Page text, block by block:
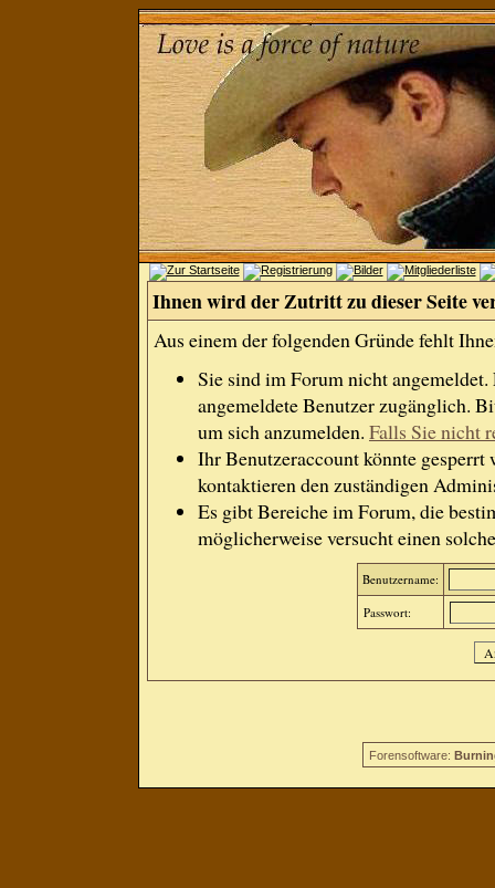
Ihnen wird der Zutritt zu dieser Seite
Aus einem der folgenden Gründe fehlt
Sie sind im Forum nicht
angemeldete Benutzer zugänglich.
um sich anzumelden. Falls Sie nicht
Ihr Benutzeraccount könnte gesperrt
kontaktieren den zuständigen
Es gibt Bereiche im Forum, die
möglicherweise versucht einen
Benutzername:
Passwort:
Forensoftware: